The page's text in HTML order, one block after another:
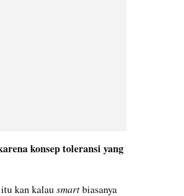
konsep toleransi yang
kan kalau smart biasanya